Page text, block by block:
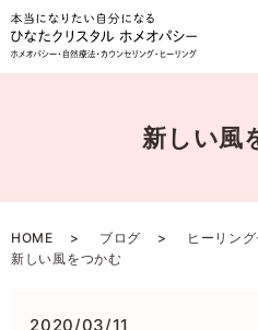
新しい風
HOME ブログ
ヒーリン
新しい風をつかむ
2020/03/11